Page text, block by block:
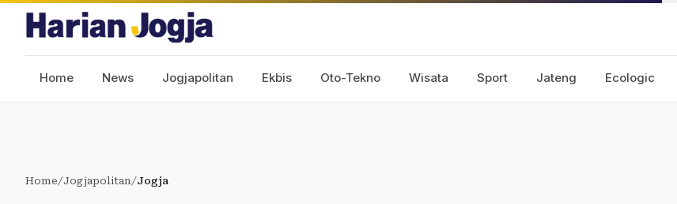
Home News Jogjapolitan Ekbis Oto-Tekno Wisata Sport Jateng Ecologic
Home/Jogjapolitan/Jogja